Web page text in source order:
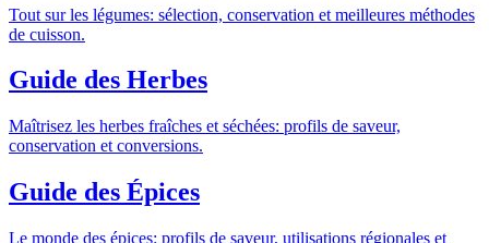
Tout sur les légumes: sélection, conservation et meilleures méthodes
de cuisson.
Guide des Herbes
Maîtrisez les herbes fraîches et séchées: profils de saveur,
conservation et conversions.
Guide des Épices
Le monde des épices: profils de saveur, utilisations régionales et